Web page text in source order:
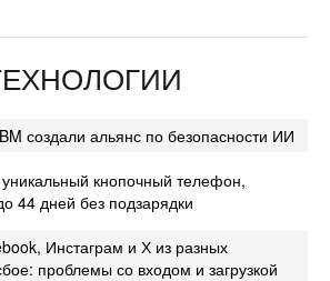
создали альянс по безопасности ИИ
кнопочный телефон,
44 дней без подзарядки
Инстаграм и Х из разных
проблемы со входом и загрузкой